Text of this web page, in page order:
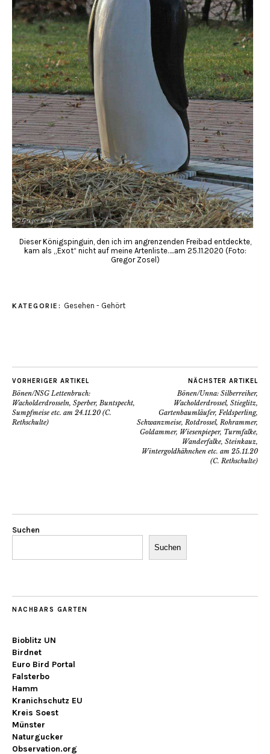
Dieser Königspinguin, den ich im angrenzenden Freibad entdeckte,
kam als „Exot“ nicht auf meine Artenliste…..am 25.11.2020 (Foto:
Gregor Zosel)
KATEGORIE: Gesehen - Gehört
VORHERIGER ARTIKEL
Bönen/NSG Lettenbruch:
Wacholderdrosseln, Sperber, Buntspecht,
Sumpfmeise etc. am 24.11.20 (C.
Rethschulte)
NÄCHSTER ARTIKEL
Bönen/Unna: Silberreiher,
Wacholderdrossel, Stieglitz,
Gartenbaumläufer, Feldsperling,
Schwanzmeise, Rotdrossel, Rohrammer,
Goldammer, Wiesenpieper, Turmfalke,
Wanderfalke, Steinkauz,
Wintergoldhähnchen etc. am 25.11.20
(C. Rethschulte)
Suchen
Suchen
NACHBARS GARTEN
Bioblitz UN
Birdnet
Euro Bird Portal
Falsterbo
Hamm
Kranichschutz EU
Kreis Soest
Münster
Naturgucker
Observation.org